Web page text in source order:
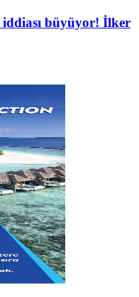
iddiası büyüyor! İlker